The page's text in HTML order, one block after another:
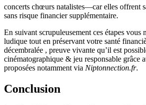
concerts chœurs natalistes—car elles offrent
sans risque financier supplémentaire.
En suivant scrupuleusement ces étapes vous
ludique tout en préservant votre santé
décembralée , preuve vivante qu’il est
cinématographique & jeu responsable grâce
proposées notamment via Niptonnection.fr.
Conclusion